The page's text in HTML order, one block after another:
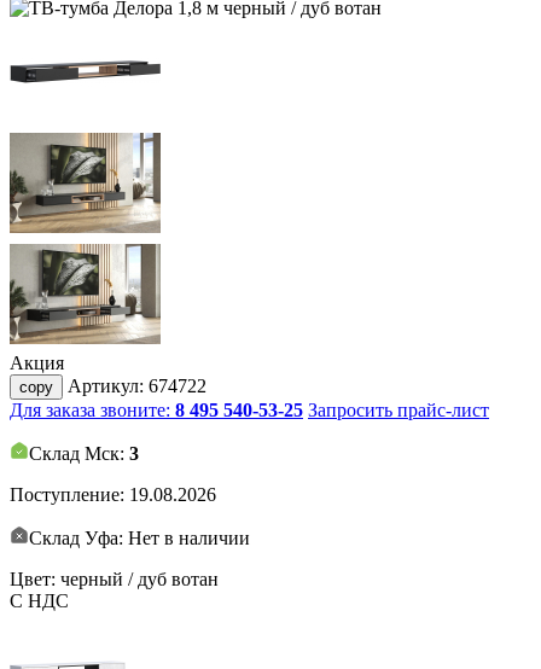
Акция
copy Артикул: 674722
Для заказа звоните: 8 495 540-53-25 Запросить прайс-лист
Склад Мск: 3
Поступление: 19.08.2026
Склад Уфа: Нет в наличии
Цвет: черный / дуб вотан
С НДС